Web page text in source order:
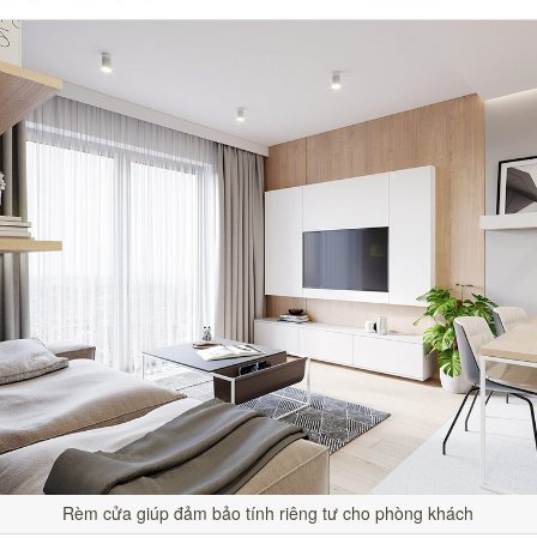
Rèm cửa giúp đảm bảo tính riêng tư cho phòng khách